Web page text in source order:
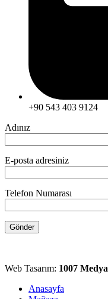
+90 543 403 9124
Adınız
E-posta adresiniz
Telefon Numarası
Web Tasarım: 1007 Medya
Anasayfa